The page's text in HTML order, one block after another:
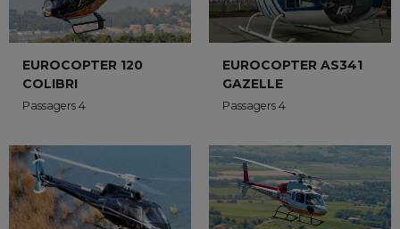
EUROCOPTER 120
COLIBRI
Passagers 4
EUROCOPTER AS341
GAZELLE
Passagers 4